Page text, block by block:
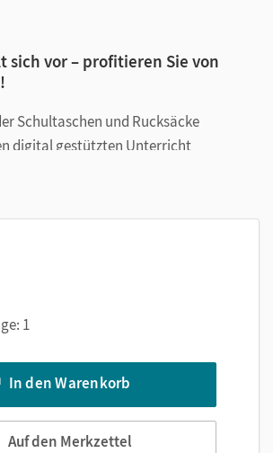
sich vor – profitieren Sie von
Schultaschen und Rucksäcke
digital gestützten Unterricht
setzen
1
In den Warenkorb
Auf den Merkzettel